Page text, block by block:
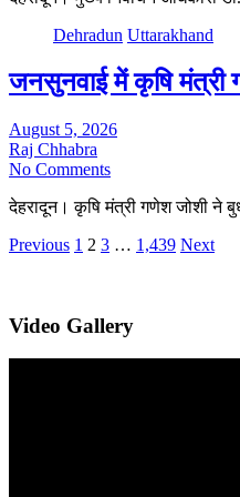
Dehradun Uttarakhand
जनसुनवाई में कृषि मंत्री
August 5, 2026
Raj Chhabra
No Comments
देहरादून। कृषि मंत्री गणेश जोशी ने
Posts
Previous 1 2 3 … 1,439 Next
Video Gallery